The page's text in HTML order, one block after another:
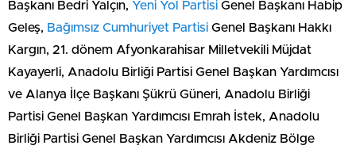
Başkanı Bedri Yalçın, Yeni Yol Partisi Genel Başkanı Habip
Geleş, Bağımsız Cumhuriyet Partisi Genel Başkanı Hakkı
Kargın, 21. dönem Afyonkarahisar Milletvekili Müjdat
Kayayerli, Anadolu Birliği Partisi Genel Başkan Yardımcısı
ve Alanya İlçe Başkanı Şükrü Güneri, Anadolu Birliği
Partisi Genel Başkan Yardımcısı Emrah İstek, Anadolu
Birliği Partisi Genel Başkan Yardımcısı Akdeniz Bölge